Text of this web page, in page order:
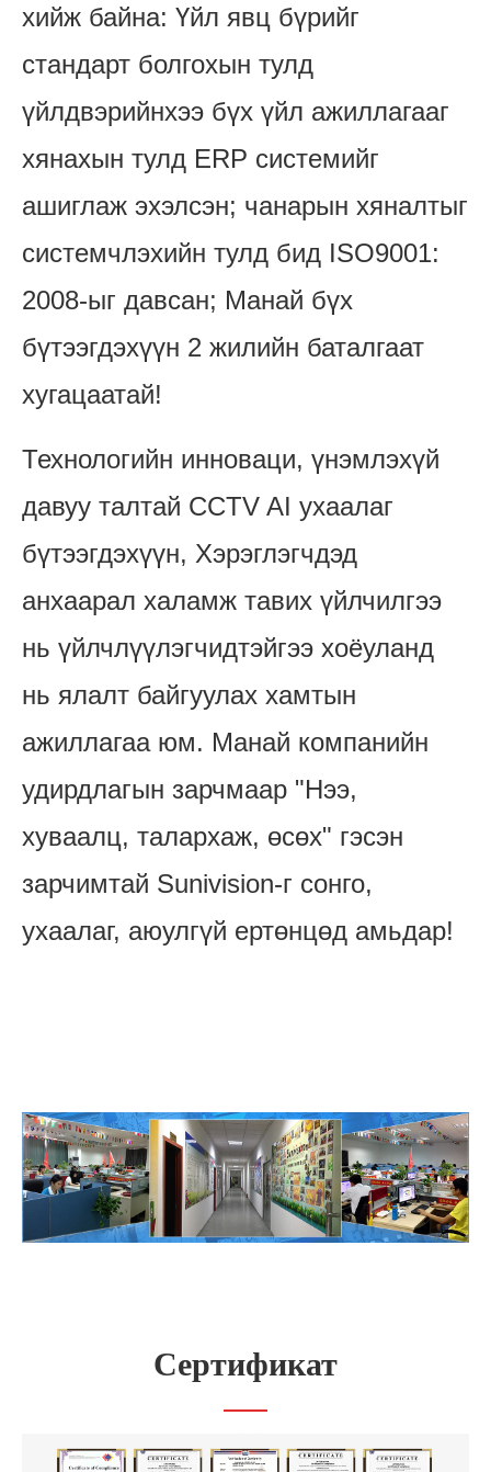
хийж байна: Үйл явц бүрийг
стандарт болгохын тулд
үйлдвэрийнхээ бүх үйл ажиллагааг
хянахын тулд ERP системийг
ашиглаж эхэлсэн; чанарын хяналтыг
системчлэхийн тулд бид ISO9001:
2008-ыг давсан; Манай бүх
бүтээгдэхүүн 2 жилийн баталгаат
хугацаатай!
Технологийн инноваци, үнэмлэхүй
давуу талтай CCTV AI ухаалаг
бүтээгдэхүүн, Хэрэглэгчдэд
анхаарал халамж тавих үйлчилгээ
нь үйлчлүүлэгчидтэйгээ хоёуланд
нь ялалт байгуулах хамтын
ажиллагаа юм. Манай компанийн
удирдлагын зарчмаар "Нээ,
хуваалц, талархаж, өсөх" гэсэн
зарчимтай Sunivision-г сонго,
ухаалаг, аюулгүй ертөнцөд амьдар!
Сертификат